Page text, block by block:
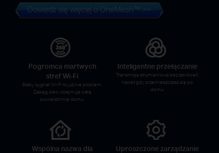
Dowiedz się więcej o OneMesh™ >>
Pogromca martwych
stref Wi-Fi
Słaby sygnał Wi‑Fi to już nie problem.
Zasięg sieci obejmuje całą
powierzchnię domu.
Inteligentne przełączanie
Transmisja strumieniowa bez zakłóceń,
nawet gdy przemieszczasz się po
domu.
Wspólna nazwa dla
Uproszczone zarządzanie